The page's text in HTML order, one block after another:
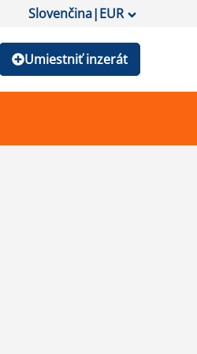
Slovenčina|EUR
Umiestniť inzerát